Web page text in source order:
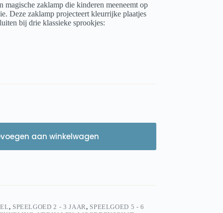
magische zaklamp die kinderen meeneemt op
Deze zaklamp projecteert kleurrijke plaatjes
bij drie klassieke sprookjes:
aan winkelwagen
, SPEELGOED 2 - 3 JAAR, SPEELGOED 5 - 6